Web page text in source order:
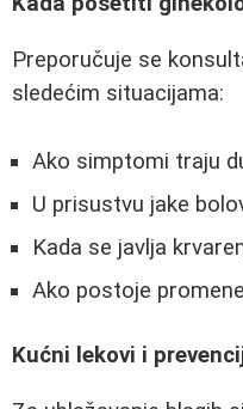
Preporučuje se
sledećim situacijama:
Ako simptomi traju
U prisustvu jake
Kada se javlja
Ako postoje
Kućni lekovi i